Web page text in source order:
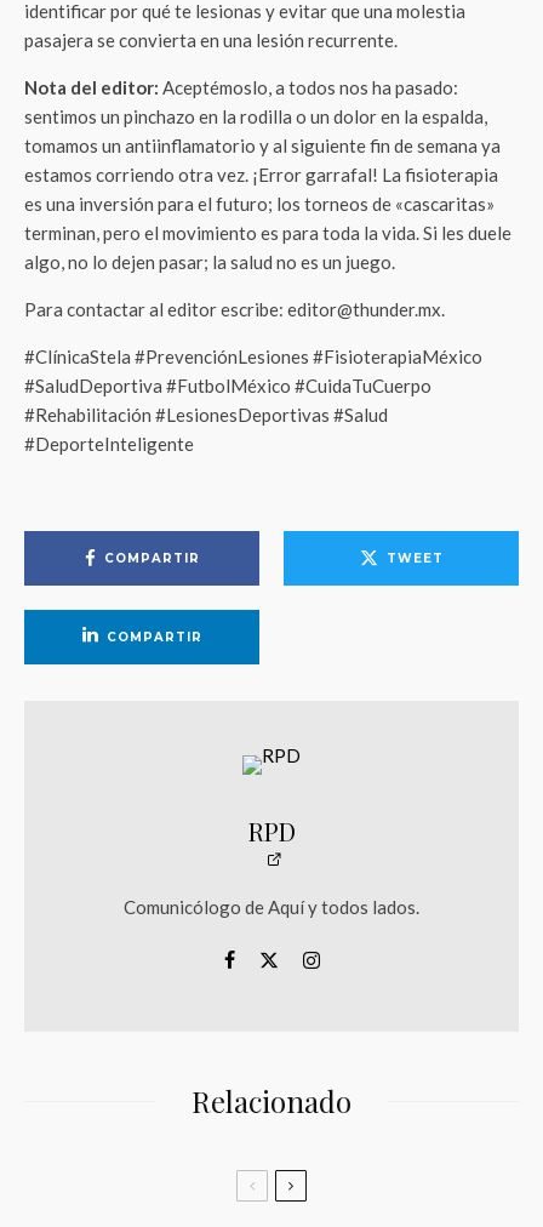
identificar por qué te lesionas y evitar que una molestia
pasajera se convierta en una lesión recurrente.
Nota del editor: Aceptémoslo, a todos nos ha pasado:
sentimos un pinchazo en la rodilla o un dolor en la espalda,
tomamos un antiinflamatorio y al siguiente fin de semana ya
estamos corriendo otra vez. ¡Error garrafal! La fisioterapia
es una inversión para el futuro; los torneos de «cascaritas»
terminan, pero el movimiento es para toda la vida. Si les duele
algo, no lo dejen pasar; la salud no es un juego.
Para contactar al editor escribe: editor@thunder.mx.
#ClínicaStela #PrevenciónLesiones #FisioterapiaMéxico
#SaludDeportiva #FutbolMéxico #CuidaTuCuerpo
#Rehabilitación #LesionesDeportivas #Salud
#DeporteInteligente
COMPARTIR TWEET
COMPARTIR
RPD
Comunicólogo de Aquí y todos lados.
Relacionado